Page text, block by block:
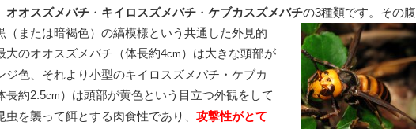
オオスズメバチ ・ キイロスズメバチ ・ ケブカスズメバチの3種類です。 その腹
（または暗褐色）の縞模様という共通した外見的
大のオオスズメバチ（体長約4cm ）は大きな頭部が
ジ色、それより小型のキイロスズメバチ・ケブカ
長約2.5cm ）は頭部が黄色という目立つ外観をして
虫を襲って餌とする肉食性であり、 攻撃性がとて